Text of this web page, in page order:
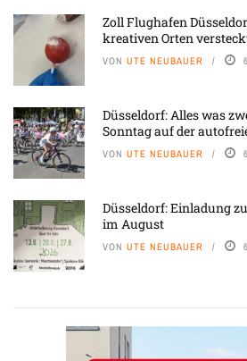
Zoll Flughafen
kreativen Orten
VON UTE NEUBAUER
Düsseldorf: Alles was
Sonntag auf der
VON UTE NEUBAUER
Düsseldorf: Einladung
im August
VON UTE NEUBAUER